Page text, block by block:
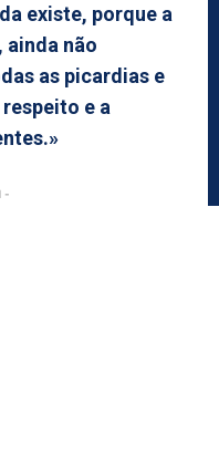
existe, porque a
ainda não
as picardias e
e a
-